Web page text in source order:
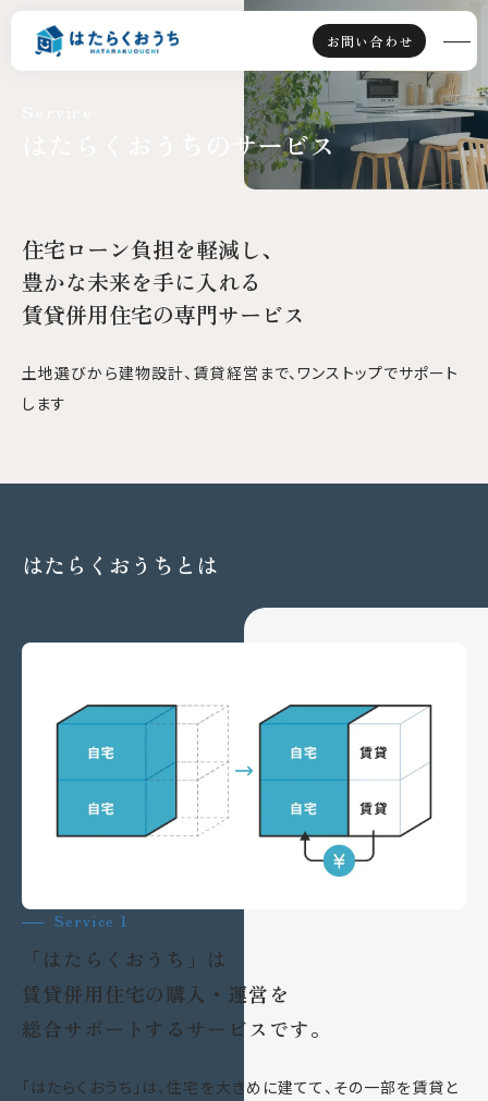
お問い合わせ
資産運用派
はたらくおうちとは
スタッフ紹介
お知らせ
コラム
お役立ち情報
セミナー申込
求人情報
売買営業求人
はたらくおうちのサービス
住宅ローン負担を軽減し、
豊かな未来を手に入れる
賃貸併用住宅の専門サービス
土地選びから建物設計、賃貸経営まで、ワンストップでサポート
します
はたらくおうちとは
Service 1
「はたらくおうち」は
賃貸併用住宅の購入・運営を
総合サポートするサービスです。
「はたらくおうち」は、住宅を大きめに建てて、その一部を賃貸と